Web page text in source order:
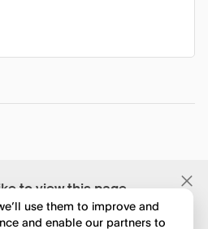
to view this page
English?
use them to improve and
and enable our partners to